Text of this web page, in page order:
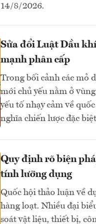
14/8/2026.
Sửa đổi Luật Dầu
mạnh phân cấp
Trong bối cảnh các mỏ
mới chủ yếu nằm ở
yếu tố nhạy cảm về
nghĩa chiến lược đặc
Quy định rõ biện
tính lưỡng dụng
Quốc hội thảo luận về
hàng loạt. Nhiều đại
soát vật liệu, thiết bị,